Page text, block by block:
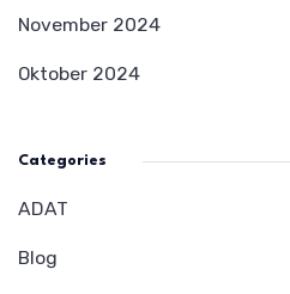
November 2024
Oktober 2024
Categories
ADAT
Blog